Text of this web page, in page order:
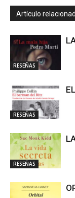
Artículo
RESEÑAS
RESEÑAS
RESEÑAS